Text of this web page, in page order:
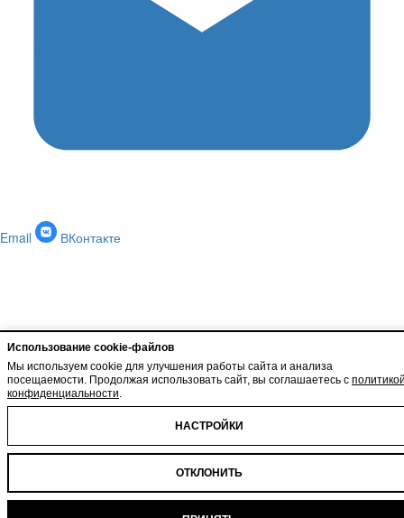
Использование cookie-файлов
Мы используем cookie для улучшения работы сайта и анализа
посещаемости. Продолжая использовать сайт, вы соглашаетесь с
конфиденциальности.
НАСТРОЙКИ
ОТКЛОНИТЬ
Email ВКонтакте